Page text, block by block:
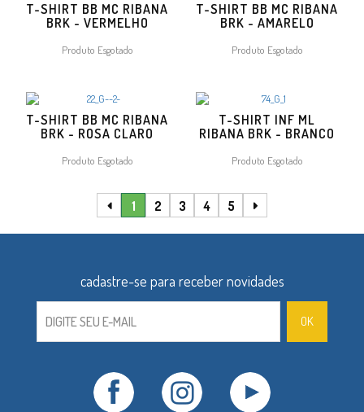
T-SHIRT BB MC RIBANA
BRK - VERMELHO
Produto Esgotado
T-SHIRT BB MC RIBANA
BRK - AMARELO
Produto Esgotado
T-SHIRT BB MC RIBANA
BRK - ROSA CLARO
Produto Esgotado
T-SHIRT INF ML
RIBANA BRK - BRANCO
Produto Esgotado
1 2 3 4 5